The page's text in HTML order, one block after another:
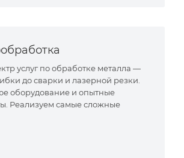
услуг по обработке металла —
до сварки и лазерной резки.
оборудование и опытные
Реализуем самые сложные